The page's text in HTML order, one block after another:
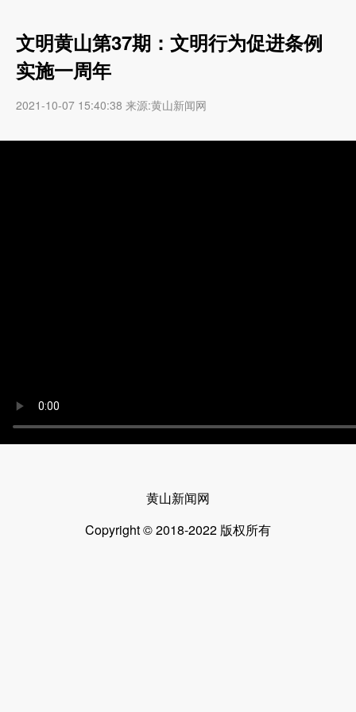
文明黄山第37期：文明行为促进条例
实施一周年
2021-10-07 15:40:38 来源:黄山新闻网
黄山新闻网
Copyright © 2018-2022 版权所有